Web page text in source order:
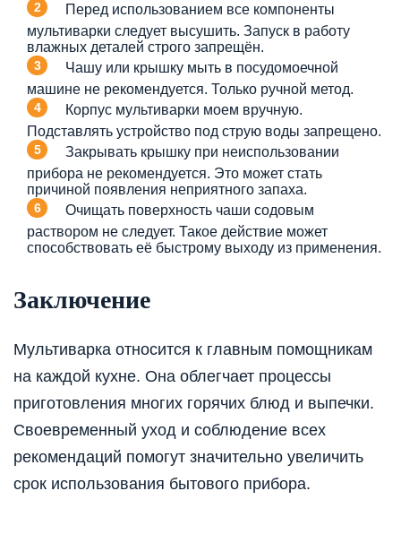
Перед использованием все компоненты
мультиварки следует высушить. Запуск в работу
влажных деталей строго запрещён.
Чашу или крышку мыть в посудомоечной
машине не рекомендуется. Только ручной метод.
Корпус мультиварки моем вручную.
Подставлять устройство под струю воды запрещено.
Закрывать крышку при неиспользовании
прибора не рекомендуется. Это может стать
причиной появления неприятного запаха.
Очищать поверхность чаши содовым
раствором не следует. Такое действие может
способствовать её быстрому выходу из применения.
Заключение
Мультиварка относится к главным помощникам
на каждой кухне. Она облегчает процессы
приготовления многих горячих блюд и выпечки.
Своевременный уход и соблюдение всех
рекомендаций помогут значительно увеличить
срок использования бытового прибора.